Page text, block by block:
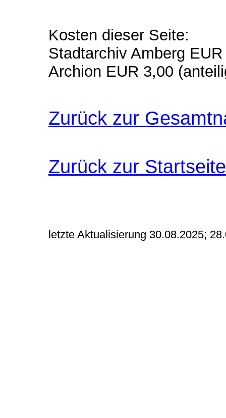
Kosten dieser Seite:
Stadtarchiv Amberg
Archion EUR 3,00
Zurück zur
Zurück zur Startseite
letzte Aktualisierung 30.08.2025;